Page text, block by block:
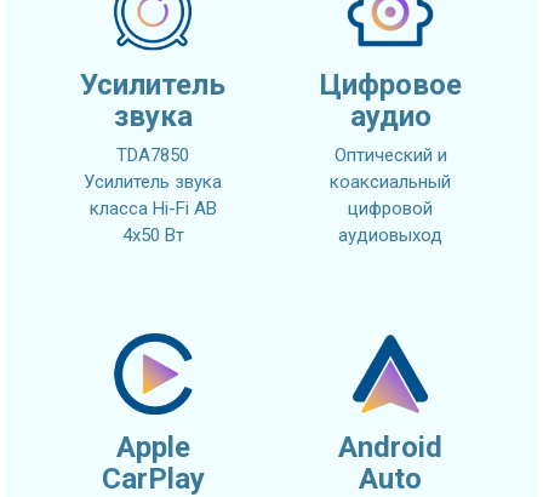
Усилитель
звука
TDA7850
Усилитель звука
класса Hi-Fi AB
4x50 Вт
Цифровое
аудио
Оптический и
коаксиальный
цифровой
аудиовыход
Apple
CarPlay
Android
Auto